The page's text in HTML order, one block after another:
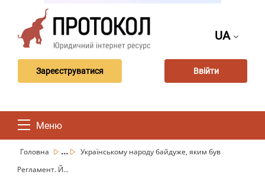
UA
Зареєструватися Ввійти
Меню
Головна ...
Українському народу байдуже, яким був
Регламент. Й...